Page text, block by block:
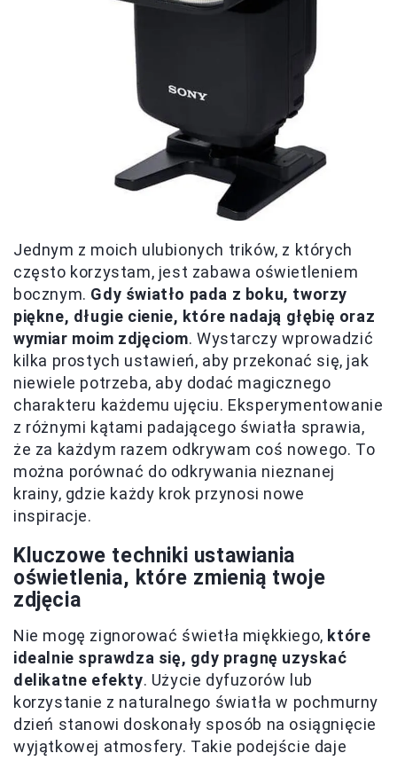
Jednym z moich ulubionych trików, z których
często korzystam, jest zabawa oświetleniem
bocznym. Gdy światło pada z boku, tworzy
piękne, długie cienie, które nadają głębię oraz
wymiar moim zdjęciom. Wystarczy wprowadzić
kilka prostych ustawień, aby przekonać się, jak
niewiele potrzeba, aby dodać magicznego
charakteru każdemu ujęciu. Eksperymentowanie
z różnymi kątami padającego światła sprawia,
że za każdym razem odkrywam coś nowego. To
można porównać do odkrywania nieznanej
krainy, gdzie każdy krok przynosi nowe
inspiracje.
Kluczowe techniki ustawiania
oświetlenia, które zmienią twoje
zdjęcia
Nie mogę zignorować świetła miękkiego, które
idealnie sprawdza się, gdy pragnę uzyskać
delikatne efekty. Użycie dyfuzorów lub
korzystanie z naturalnego światła w pochmurny
dzień stanowi doskonały sposób na osiągnięcie
wyjątkowej atmosfery. Takie podejście daje